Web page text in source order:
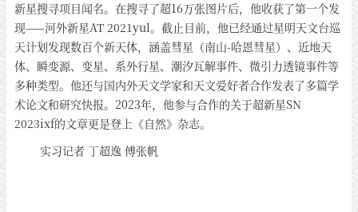
新星搜寻项目闻名。在搜寻了超16万张图片后，他收获了第一个发
现——河外新星AT 2021yul。截止目前，他已经通过星明天文台巡
天计划发现数百个新天体，涵盖彗星（南山-哈恩彗星）、近地天
体、瞬变源、变星、系外行星、潮汐瓦解事件、微引力透镜事件等
多种类型。他还与国内外天文学家和天文爱好者合作发表了多篇学
术论文和研究快报。2023年，他参与合作的关于超新星SN
2023ixf的文章更是登上《自然》杂志。
实习记者 丁超逸 傅张帆